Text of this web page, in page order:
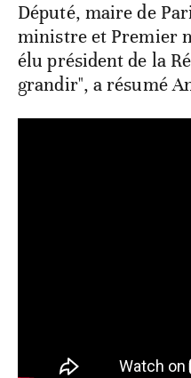
Député, maire de
ministre et Premier
élu président de la
grandir", a résumé